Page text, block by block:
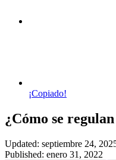
¡Copiado!
¿Cómo se
Updated: septiembre 24,
Published: enero 31, 2022